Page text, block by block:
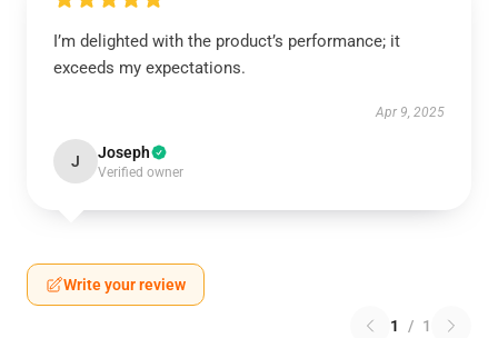
I’m delighted with the product’s performance; it
exceeds my expectations.
Apr 9, 2025
J Joseph
Verified owner
Write your review
1 / 1